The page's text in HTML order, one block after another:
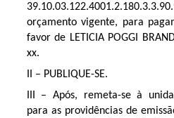
orçamento vigente, para
favor de LETICIA POGGI
xx.
II – PUBLIQUE-SE.
III – Após, remeta-se à
para as providências de